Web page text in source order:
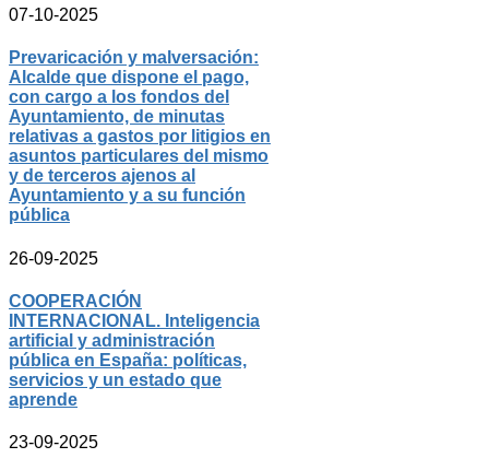
07-10-2025
Prevaricación y malversación:
Alcalde que dispone el pago,
con cargo a los fondos del
Ayuntamiento, de minutas
relativas a gastos por litigios en
asuntos particulares del mismo
y de terceros ajenos al
Ayuntamiento y a su función
pública
26-09-2025
COOPERACIÓN
INTERNACIONAL. Inteligencia
artificial y administración
pública en España: políticas,
servicios y un estado que
aprende
23-09-2025